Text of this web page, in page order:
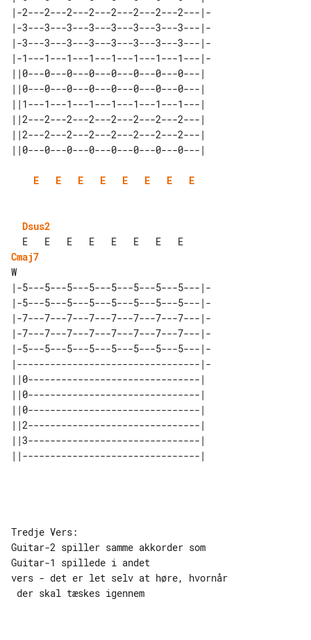
|-2---2---2---2---2---2---2---2---|-
|-3---3---3---3---3---3---3---3---|-
|-3---3---3---3---3---3---3---3---|-
|-1---1---1---1---1---1---1---1---|-
||0---0---0---0---0---0---0---0---|
||0---0---0---0---0---0---0---0---|
||1---1---1---1---1---1---1---1---|
||2---2---2---2---2---2---2---2---|
||2---2---2---2---2---2---2---2---|
E E E E E E E E
Dsus2
Cmaj7
|-5---5---5---5---5---5---5---5---|-
|-5---5---5---5---5---5---5---5---|-
|-7---7---7---7---7---7---7---7---|-
|-7---7---7---7---7---7---7---7---|-
|-5---5---5---5---5---5---5---5---|-
|---------------------------------|-
||0-------------------------------|
||0-------------------------------|
||0-------------------------------|
||2-------------------------------|
||3-------------------------------|
Tredje Vers:
Guitar-2 spiller samme akkorder som
Guitar-1 spillede i andet
vers - det er let selv at høre, hvornår